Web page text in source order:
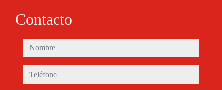
Contacto
nombre
teléfono